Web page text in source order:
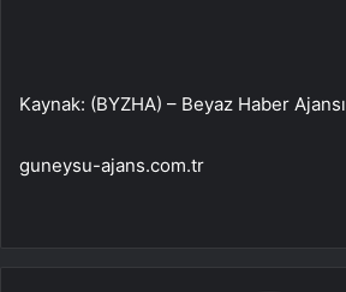
Kaynak: (BYZHA) – Beyaz Haber Ajansı
guneysu-ajans.com.tr